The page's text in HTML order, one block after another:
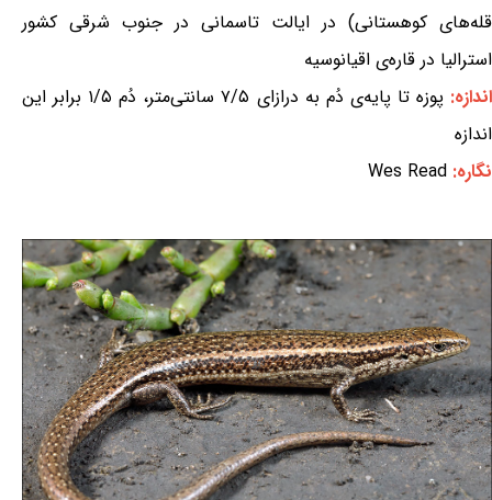
قله‌های کوهستانی) در ایالت تاسمانی در جنوب شرقی کشور
استرالیا در قاره‌ی اقیانوسیه
اندازه:
پوزه تا پایه‌ی دُم به درازای ۷/۵ سانتی‌متر، دُم ۱/۵ برابر این
اندازه
نگاره: Wes Read